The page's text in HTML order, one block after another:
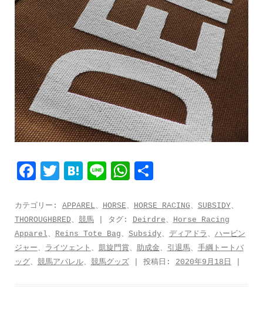
F
c
e
b
o
T
i
t
t
e
H
t
e
n
a
L
n
e
W
a
t
s
A
共
カテゴリー: APPAREL、 HORSE、 HORSE RACING、 SUBSIDY、
THOROUGHBRED、 競馬| タグ: Deirdre、 Horse Racing
Apparel、 Reins Tote Bag、 Subsidy、 ディアドラ 、 ハービン
ジャー、 ライツェント 、 凱旋門賞、 助成金、 引退馬、 手綱トートバ
ッグ、 競馬アパレル、 競馬グッズ | 投稿日: 2020年9月18日